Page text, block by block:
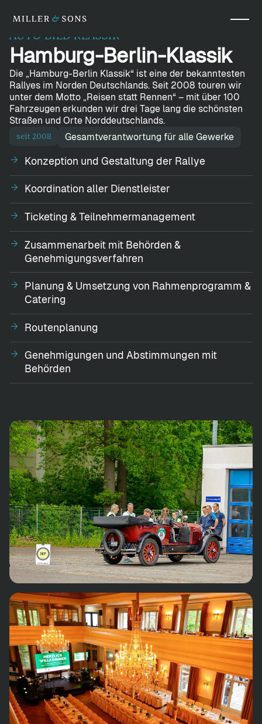
AUTO BILD KLASSIK
Hamburg-Berlin-Klassik
Die „Hamburg-Berlin Klassik“ ist eine der bekanntesten
Rallyes im Norden Deutschlands. Seit 2008 touren wir
unter dem Motto „Reisen statt Rennen“ – mit über 100
Fahrzeugen erkunden wir drei Tage lang die schönsten
Straßen und Orte Norddeutschlands.
seit 2008
Gesamtverantwortung für alle Gewerke
Konzeption und Gestaltung der Rallye
Koordination aller Dienstleister
Ticketing & Teilnehmermanagement
Zusammenarbeit mit Behörden &
Genehmigungsverfahren
Planung & Umsetzung von Rahmenprogramm &
Catering
Routenplanung
Genehmigungen und Abstimmungen mit
Behörden